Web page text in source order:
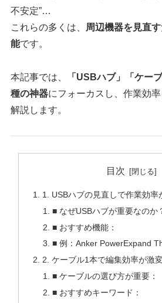
不安定”…
これらの多くは、
周辺機器を見直
能です。
本記事では、
「USBハブ」「ケー
種の神器にフォーカスし、作業効
解説します。
目次
1. USBハブの見直しで作業効率
■ なぜUSBハブが重要なのか
■ おすすめ機能：
■ 例：Anker PowerExpand
2. ケーブル1本で編集効率が激
■ ケーブルの選び方が重要：
■ おすすめキーワード：